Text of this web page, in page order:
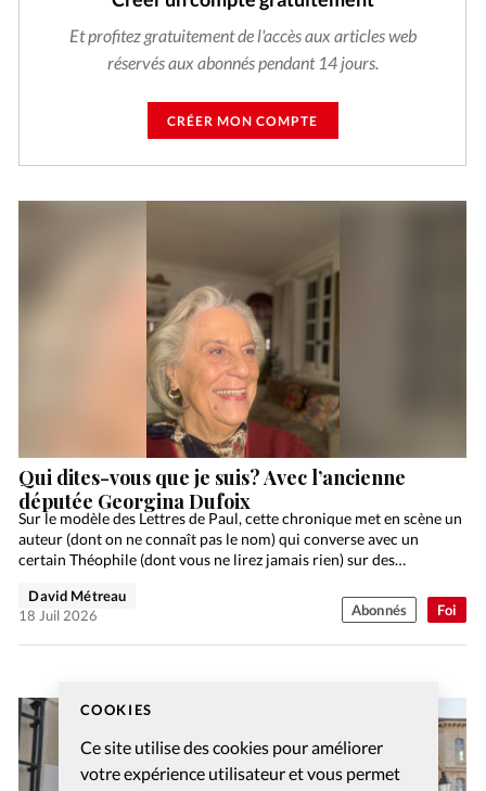
COOKIES
Ce site utilise des cookies pour améliorer
votre expérience utilisateur et vous permet
Et profitez gratuitement de l'accès aux articles web
réservés aux abonnés pendant 14 jours.
CRÉER MON COMPTE
Foi
Qui dites-vous que je suis? Avec l’ancienne
députée Georgina Dufoix
Sur le modèle des Lettres de Paul, cette chronique met en scène un
auteur (dont on ne connaît pas le nom) qui converse avec un
certain Théophile (dont vous ne lirez jamais rien) sur des…
David Métreau
18 Juil 2026
Abonnés